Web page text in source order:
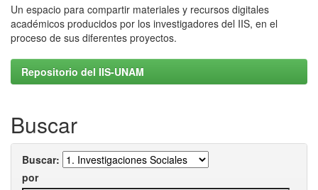
Un espacio para compartir materiales y recursos digitales
académicos producidos por los investigadores del IIS, en el
proceso de sus diferentes proyectos.
Repositorio del IIS-UNAM
Buscar
Buscar:
por